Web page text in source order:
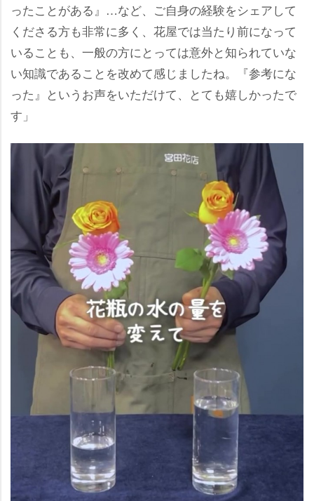
ったことがある』…など、ご自身の経験をシェアして
くださる方も非常に多く、花屋では当たり前になって
いることも、一般の方にとっては意外と知られていな
い知識であることを改めて感じましたね。『参考にな
った』というお声をいただけて、とても嬉しかったで
す」